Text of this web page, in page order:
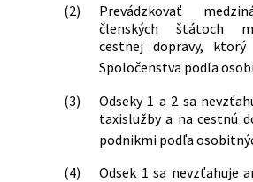
(2)
Prevádzkovať
členských štátoch
cestnej dopravy,
Spoločenstva podľa
(3)
Odseky 1 a 2 sa
taxislužby a na cestnú
podnikmi podľa
(4)
Odsek 1 sa nevzťahuje